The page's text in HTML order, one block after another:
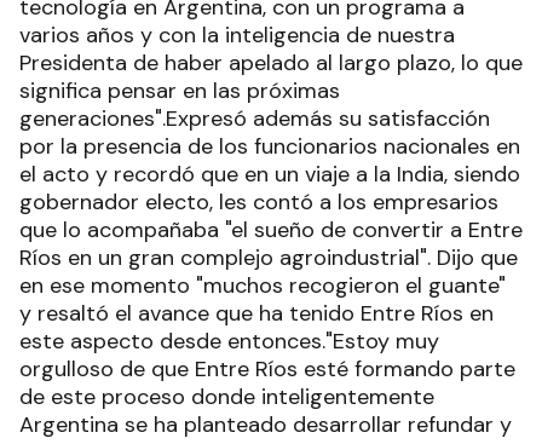
tecnología en Argentina, con un programa a
varios años y con la inteligencia de nuestra
Presidenta de haber apelado al largo plazo, lo que
significa pensar en las próximas
generaciones".Expresó además su satisfacción
por la presencia de los funcionarios nacionales en
el acto y recordó que en un viaje a la India, siendo
gobernador electo, les contó a los empresarios
que lo acompañaba "el sueño de convertir a Entre
Ríos en un gran complejo agroindustrial". Dijo que
en ese momento "muchos recogieron el guante"
y resaltó el avance que ha tenido Entre Ríos en
este aspecto desde entonces."Estoy muy
orgulloso de que Entre Ríos esté formando parte
de este proceso donde inteligentemente
Argentina se ha planteado desarrollar refundar y